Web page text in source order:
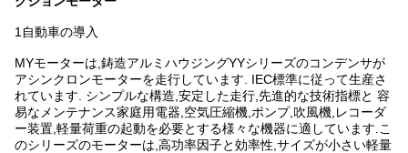
1自動車の導入
MYモーターは,鋳造アルミハウジングYYシリーズのコンデンサが
アシンクロンモーターを走行しています. IEC標準に従って生産さ
れています. シンプルな構造,安定した走行,先進的な技術指標と 容
易なメンテナンス家庭用電器,空気圧縮機,ポンプ,吹風機,レコーダ
ー装置,軽量荷重の起動を必要とする様々な機器に適しています.こ
のシリーズのモーターは,高功率因子と効率性,サイズが小さい軽量